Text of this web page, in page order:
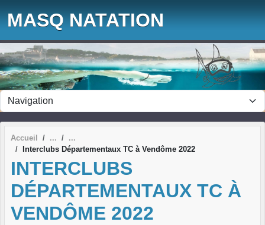
MASQ NATATION
Accueil
Interclubs Départementaux TC à Vendôme 2022
INTERCLUBS
DÉPARTEMENTAUX TC À
VENDÔME 2022